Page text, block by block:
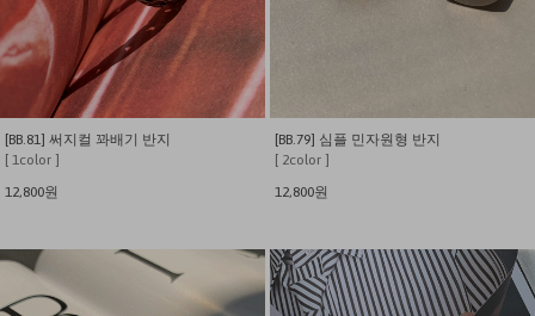
[BB.81] 써지컬 꽈배기 반지
[ 1color ]
12,800원
[BB.79] 심플 민자원형 반지
[ 2color ]
12,800원